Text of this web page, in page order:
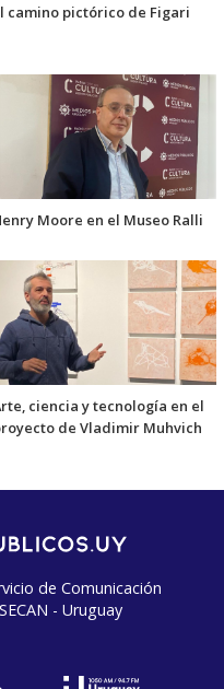
camino pictórico de Figari
Moore en el Museo Ralli
ciencia y tecnología en el
de Vladimir Muhvich
de Comunicación
- Uruguay